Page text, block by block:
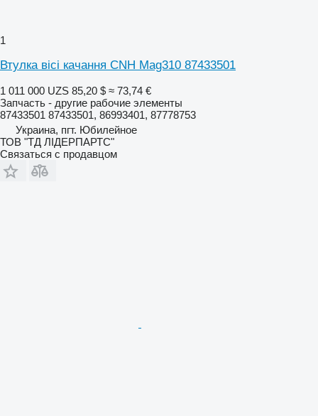
1
Втулка вісі качання CNH Mag310 87433501
1 011 000 UZS 85,20 $ ≈ 73,74 €
Запчасть - другие рабочие элементы
87433501 87433501, 86993401, 87778753
Украина, пгт. Юбилейное
ТОВ "ТД ЛІДЕРПАРТС"
Связаться с продавцом